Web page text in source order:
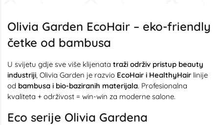
Olivia Garden EcoHair – eko-friendly
četke od bambusa
U svijetu gdje sve više klijenata traži održiv pristup beauty
industriji, Olivia Garden je razvio EcoHair i HealthyHair linije
od bambusa i bio-baziranih materijala. Profesionalna
kvaliteta + održivost = win-win za moderne salone.
Eco serije Olivia Gardena